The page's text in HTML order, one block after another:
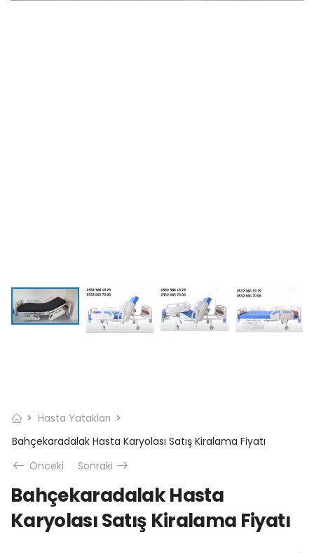
Hasta Yatakları
Bahçekaradalak Hasta Karyolası Satış Kiralama Fiyatı
Önceki
Sonraki
Bahçekaradalak Hasta
Karyolası Satış Kiralama Fiyatı